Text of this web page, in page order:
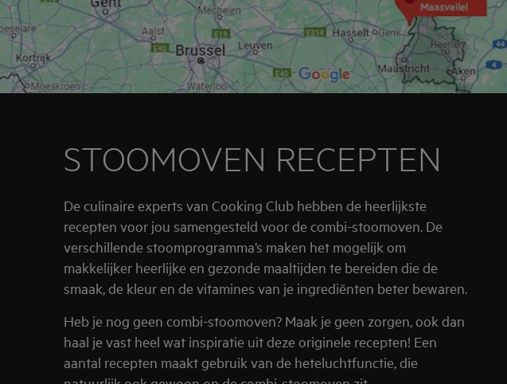
STOOMOVEN RECEPTEN
De culinaire experts van Cooking Club hebben de heerlijkste
recepten voor jou samengesteld voor de combi-stoomoven. De
verschillende stoomprogramma’s maken het mogelijk om
makkelijker heerlijke en gezonde maaltijden te bereiden die de
smaak, de kleur en de vitamines van je ingrediënten beter bewaren.
Heb je nog geen combi-stoomoven? Maak je geen zorgen, ook dan
haal je vast heel wat inspiratie uit deze originele recepten! Een
aantal recepten maakt gebruik van de heteluchtfunctie, die